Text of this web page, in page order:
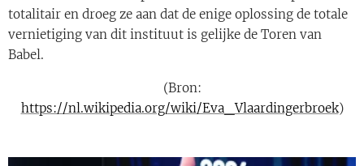
totalitair en droeg ze aan dat de enige oplossing de totale
vernietiging van dit instituut is gelijke de Toren van
Babel.
(Bron:
https://nl.wikipedia.org/wiki/Eva_Vlaardingerbroek)